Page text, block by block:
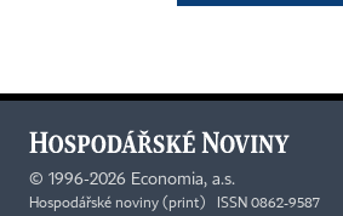
© 1996-2026 Economia, a.s.
Hospodářské noviny (print) ISSN 0862-9587